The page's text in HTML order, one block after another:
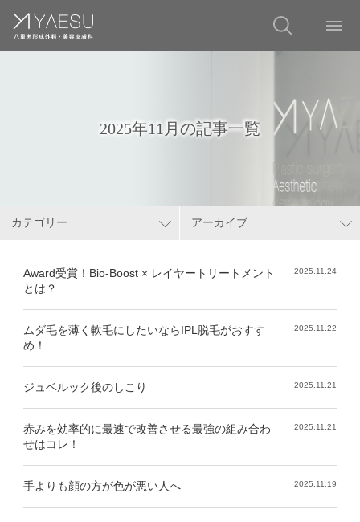
2025年11月の記事一覧
カテゴリー アーカイブ
Award受賞！Bio-Boost × レイヤートリートメント
とは？
2025.11.24
ムダ毛を薄く軟毛にしたいならIPL脱毛がおすす
め！
2025.11.22
ジュベルック後のしこり 2025.11.21
赤みを効率的に最速で改善させる最強の組み合わ
せはコレ！
2025.11.21
手よりも顔の方が色が悪い人へ 2025.11.19